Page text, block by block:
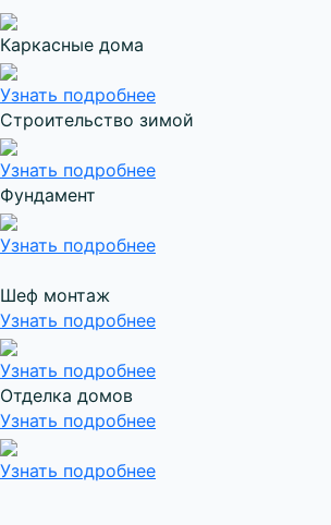
Каркасные дома
Узнать подробнее
Строительство зимой
Узнать подробнее
Фундамент
Узнать подробнее
Шеф монтаж
Узнать подробнее
Узнать подробнее
Отделка домов
Узнать подробнее
Узнать подробнее